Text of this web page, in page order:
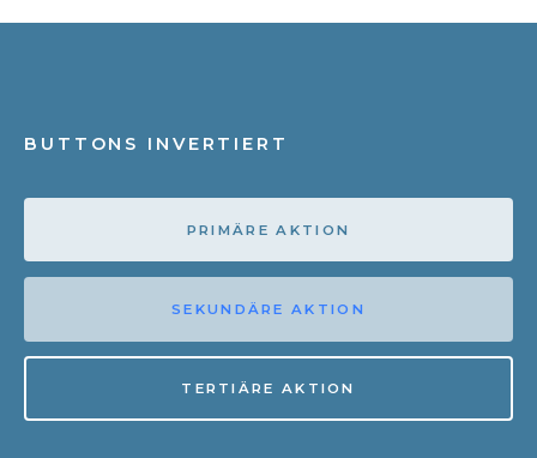
BUTTONS INVERTIERT
PRIMÄRE AKTION
SEKUNDÄRE AKTION
TERTIÄRE AKTION